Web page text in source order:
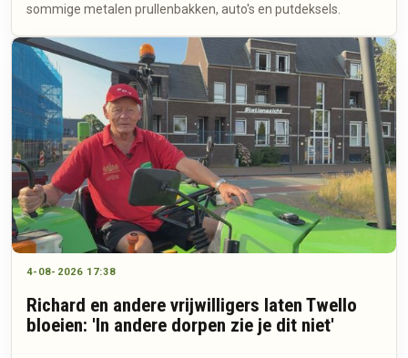
sommige metalen prullenbakken, auto's en putdeksels.
4-08-2026 17:38
Richard en andere vrijwilligers laten Twello
bloeien: 'In andere dorpen zie je dit niet'